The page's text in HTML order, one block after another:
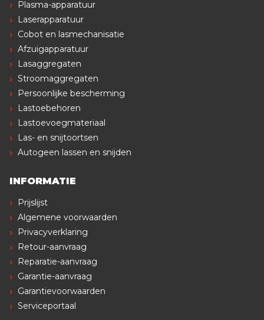
Plasma-apparatuur
Laserapparatuur
Cobot en lasmechanisatie
Afzuigapparatuur
Lasaggregaten
Stroomaggregaten
Persoonlijke bescherming
Lastoebehoren
Lastoevoegmateriaal
Las- en snijtoortsen
Autogeen lassen en snijden
INFORMATIE
Prijslijst
Algemene voorwaarden
Privacyverklaring
Retour-aanvraag
Reparatie-aanvraag
Garantie-aanvraag
Garantievoorwaarden
Serviceportaal